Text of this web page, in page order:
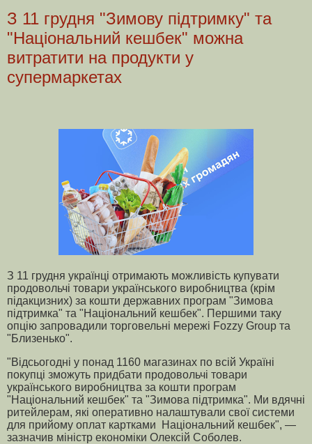
З 11 грудня "Зимову підтримку" та
"Національний кешбек" можна
витратити на продукти у
супермаркетах
З 11 грудня українці отримають можливість купувати
продовольчі товари українського виробництва (крім
підакцизних) за кошти державних програм "Зимова
підтримка" та "Національний кешбек". Першими таку
опцію запровадили торговельні мережі Fozzy Group та
"Близенько".
"Відсьогодні у понад 1160 магазинах по всій Україні
покупці зможуть придбати продовольчі товари
українського виробництва за кошти програм
"Національний кешбек" та "Зимова підтримка". Ми вдячні
ритейлерам, які оперативно налаштували свої системи
для прийому оплат картками Національний кешбек", —
зазначив міністр економіки Олексій Соболев.